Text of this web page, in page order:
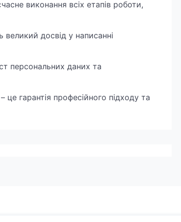
виконання всіх етапів роботи,
досвід у написанні
персональних даних та
гарантія професійного підходу та